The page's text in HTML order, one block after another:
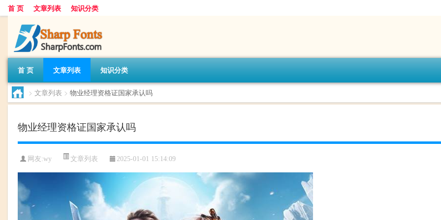
首 页 文章列表 知识分类
首 页 文章列表 知识分类
> 文章列表 > 物业经理资格证国家承认吗
物业经理资格证国家承认吗
网友:wy 文章列表 2025-01-01 15:14:09